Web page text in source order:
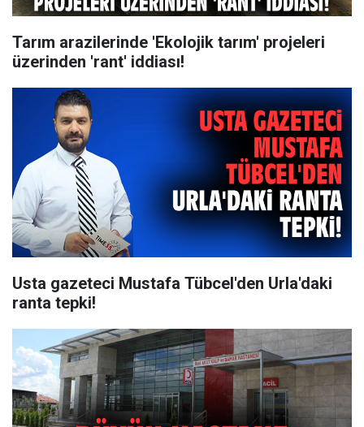
Tarım arazilerinde 'Ekolojik tarım' projeleri
üzerinden 'rant' iddiası!
Usta gazeteci Mustafa Tübcel'den Urla'daki
ranta tepki!